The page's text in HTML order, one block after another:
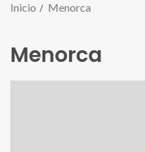
Inicio Menorca
Menorca